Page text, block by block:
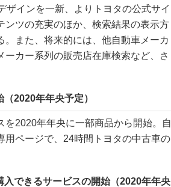
インを一新、よりトヨタの公式サイ
ンツの充実のほか、検索結果の表示方
また、将来的には、他自動車メーカ
カー系列の販売店在庫検索など、さ
2020年年央予定）
2020年年央に一部商品から開始。自
ページで、24時間トヨタの中古車の
できるサービスの開始（2020年年央